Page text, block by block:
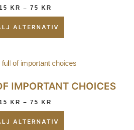
KR – 75 KR
ALTERNATIV
IMPORTANT CHOICES
KR – 75 KR
ALTERNATIV